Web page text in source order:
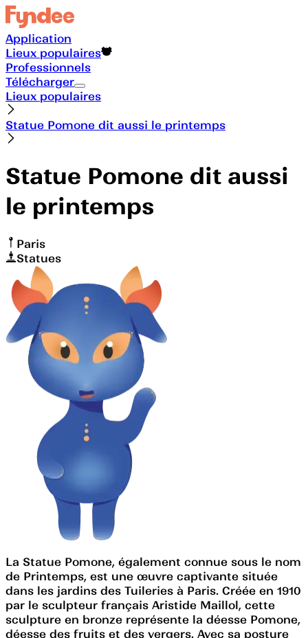
Application
Lieux populaires
Professionnels
Télécharger
Lieux populaires
Statue Pomone dit aussi le printemps
Statue Pomone dit aussi
le printemps
Paris
Statues
La Statue Pomone, également connue sous le nom
de Printemps, est une œuvre captivante située
dans les jardins des Tuileries à Paris. Créée en 1910
par le sculpteur français Aristide Maillol, cette
sculpture en bronze représente la déesse Pomone,
déesse des fruits et des vergers. Avec sa posture